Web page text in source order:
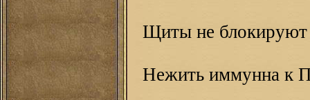
Щиты не
Нежить иммунна к